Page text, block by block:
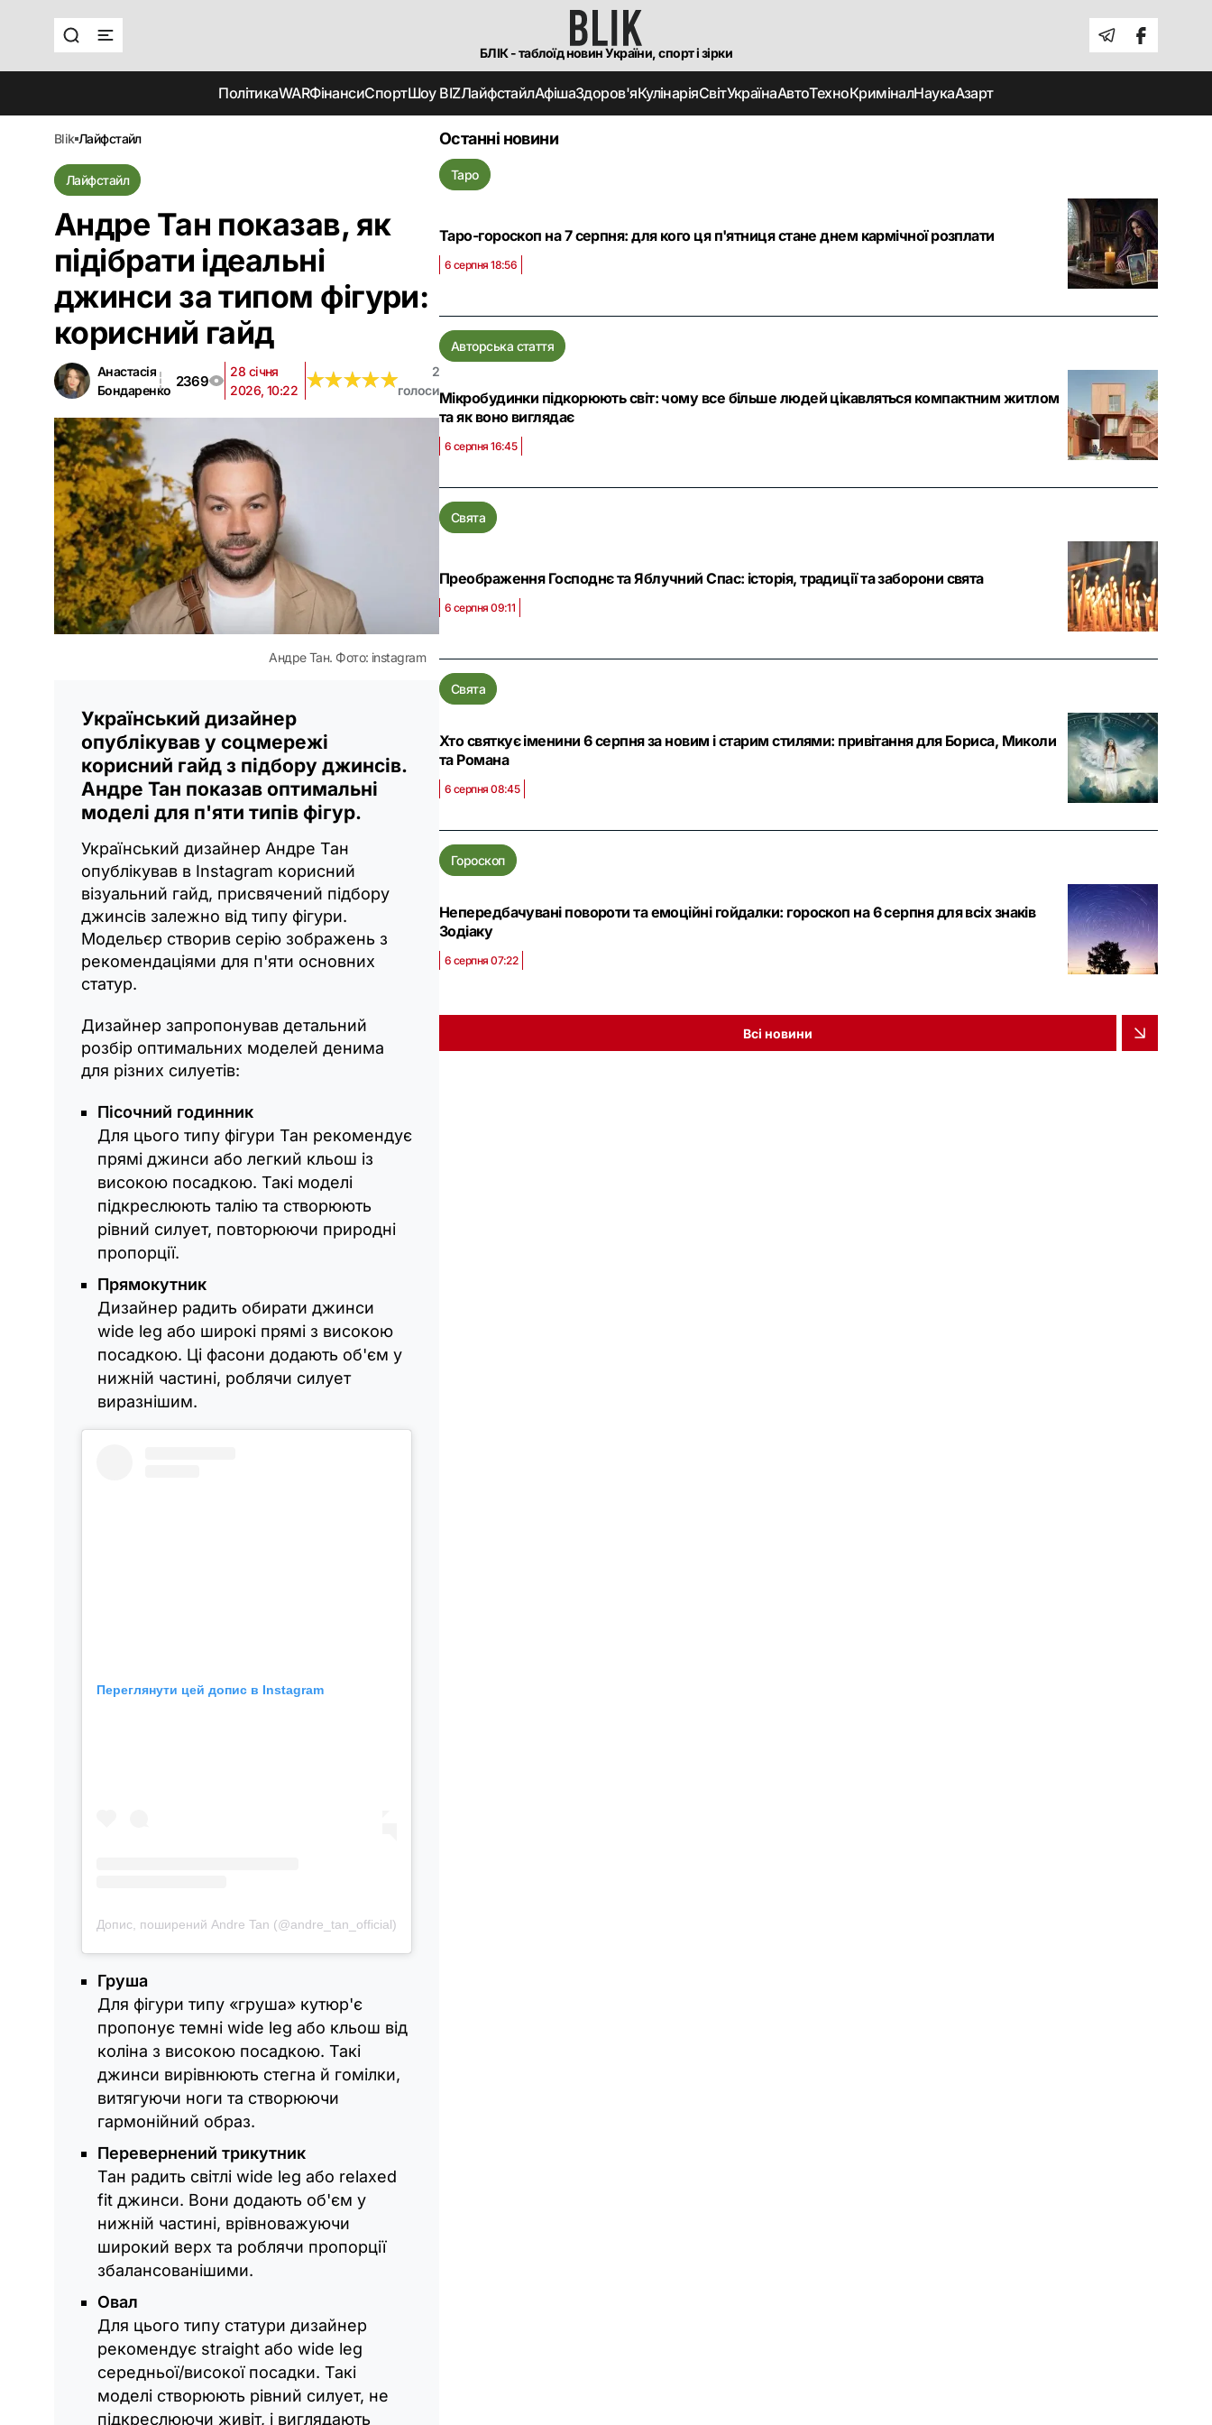
БЛІК - таблоїд новин України, спорт і зірки
ПолітикаWARФінансиСпортШоу BIZЛайфстайлАфішаЗдоров'яКулінаріяСвітУкраїнаАвтоТехноКриміналНаукаАзарт
blik лайфстайл
Лайфстайл
Андре Тан показав, як
підібрати ідеальні
джинси за типом фігури:
корисний гайд
Анастасія
Бондаренко
2369
28 січня
2026, 10:22 ★★★★★
★★★★★
2
голоси
Андре Тан. Фото: instagram
Український дизайнер
опублікував у соцмережі
корисний гайд з підбору джинсів.
Андре Тан показав оптимальні
моделі для п'яти типів фігур.
Український дизайнер Андре Тан
опублікував в Instagram корисний
візуальний гайд, присвячений підбору
джинсів залежно від типу фігури.
Модельєр створив серію зображень з
рекомендаціями для п'яти основних
статур.
Дизайнер запропонував детальний
розбір оптимальних моделей денима
для різних силуетів:
Пісочний годинник
Для цього типу фігури Тан рекомендує
прямі джинси або легкий кльош із
високою посадкою. Такі моделі
підкреслюють талію та створюють
рівний силует, повторюючи природні
пропорції.
Прямокутник
Дизайнер радить обирати джинси
wide leg або широкі прямі з високою
посадкою. Ці фасони додають об'єм у
нижній частині, роблячи силует
виразнішим.
Переглянути цей допис в Instagram
Допис, поширений Andre Tan (@andre_tan_official)
Груша
Для фігури типу «груша» кутюр'є
пропонує темні wide leg або кльош від
коліна з високою посадкою. Такі
джинси вирівнюють стегна й гомілки,
витягуючи ноги та створюючи
гармонійний образ.
Перевернений трикутник
Тан радить світлі wide leg або relaxed
fit джинси. Вони додають об'єм у
нижній частині, врівноважуючи
широкий верх та роблячи пропорції
збалансованішими.
Овал
Для цього типу статури дизайнер
рекомендує straight або wide leg
середньої/високої посадки. Такі
моделі створюють рівний силует, не
підкреслюючи живіт, і виглядають
Останні новини
Таро
Таро-гороскоп на 7 серпня: для кого ця п'ятниця стане днем кармічної розплати
6 серпня 18:56
Авторська стаття
Мікробудинки підкорюють світ: чому все більше людей цікавляться компактним житлом
та як воно виглядає
6 серпня 16:45
Свята
Преображення Господнє та Яблучний Спас: історія, традиції та заборони свята
6 серпня 09:11
Свята
Хто святкує іменини 6 серпня за новим і старим стилями: привітання для Бориса, Миколи
та Романа
6 серпня 08:45
Гороскоп
Непередбачувані повороти та емоційні гойдалки: гороскоп на 6 серпня для всіх знаків
Зодіаку
6 серпня 07:22
Всі новини